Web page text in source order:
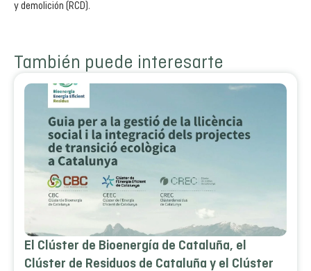
y demolición (RCD).
También puede interesarte
El Clúster de Bioenergía de Cataluña, el
Clúster de Residuos de Cataluña y el Clúster